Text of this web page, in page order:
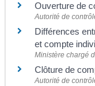
Ouverture de
Autorité de
Différences
et compte
Ministère chargé
Clôture de
Autorité de